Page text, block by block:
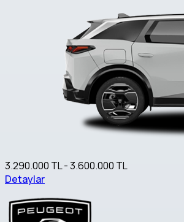
3.290.000 TL - 3.600.000 TL
Detaylar